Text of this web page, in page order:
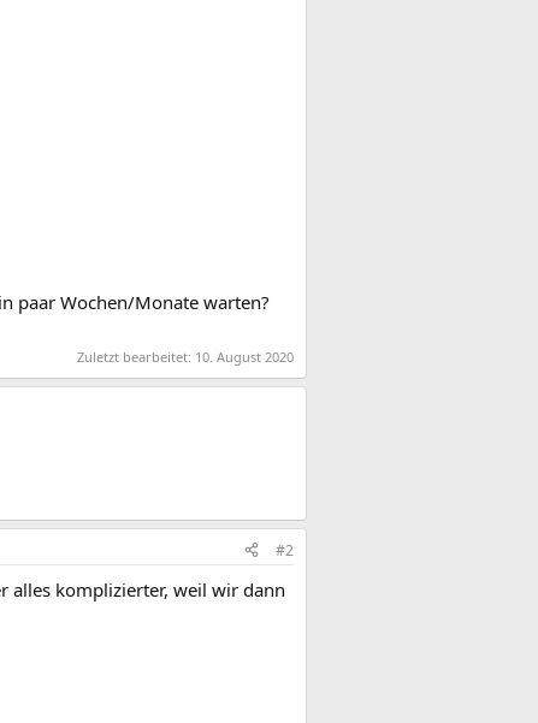
paar Wochen/Monate warten?
Zuletzt bearbeitet: 10. August 2020
#2
alles komplizierter, weil wir dann